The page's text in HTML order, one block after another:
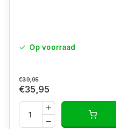
Op voorraad
€39,95
€35,95